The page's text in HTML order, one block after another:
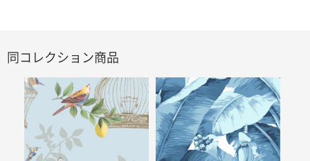
同コレクション商品